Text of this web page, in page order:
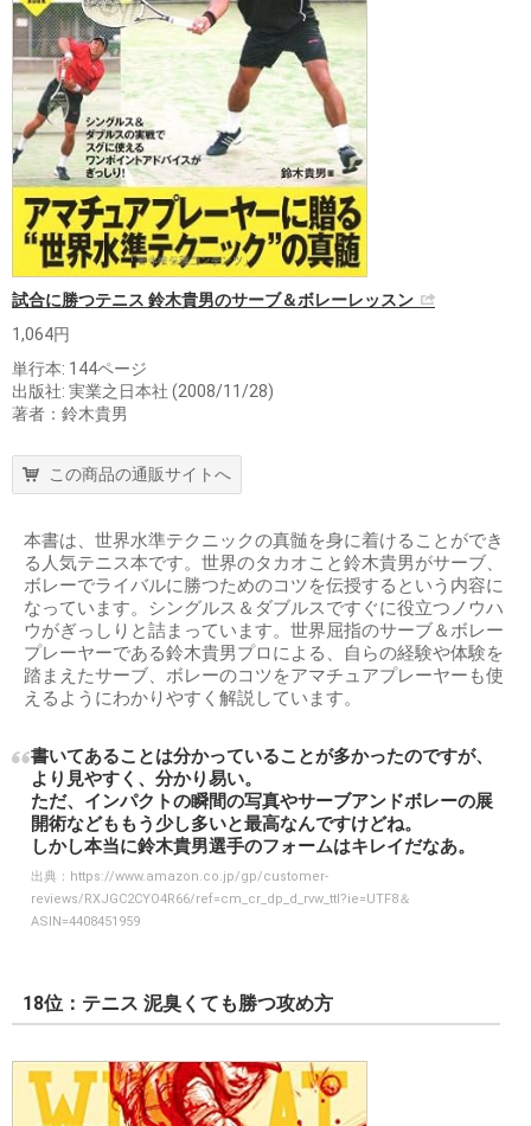
試合に勝つテニス 鈴木貴男のサーブ＆ボレーレッスン
1,064円
単行本: 144ページ
出版社: 実業之日本社 (2008/11/28)
著者：鈴木貴男
この商品の通販サイトへ
本書は、世界水準テクニックの真髄を身に着けることができ
る人気テニス本です。世界のタカオこと鈴木貴男がサーブ、
ボレーでライバルに勝つためのコツを伝授するという内容に
なっています。シングルス＆ダブルスですぐに役立つノウハ
ウがぎっしりと詰まっています。世界屈指のサーブ＆ボレー
プレーヤーである鈴木貴男プロによる、自らの経験や体験を
踏まえたサーブ、ボレーのコツをアマチュアプレーヤーも使
えるようにわかりやすく解説しています。
書いてあることは分かっていることが多かったのですが、
より見やすく、分かり易い。
ただ、インパクトの瞬間の写真やサーブアンドボレーの展
開術などももう少し多いと最高なんですけどね。
しかし本当に鈴木貴男選手のフォームはキレイだなあ。
出典： https://www.amazon.co.jp/gp/customer-
reviews/RXJGC2CYO4R66/ref=cm_cr_dp_d_rvw_ttl?ie=UTF8＆
ASIN=4408451959
18位：テニス 泥臭くても勝つ攻め方